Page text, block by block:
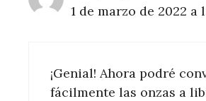
1 de marzo de 2022 a
¡Genial! Ahora podré
fácilmente las onzas a